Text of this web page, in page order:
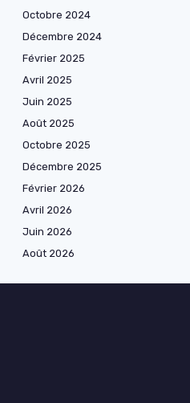
Octobre 2024
Décembre 2024
Février 2025
Avril 2025
Juin 2025
Août 2025
Octobre 2025
Décembre 2025
Février 2026
Avril 2026
Juin 2026
Août 2026